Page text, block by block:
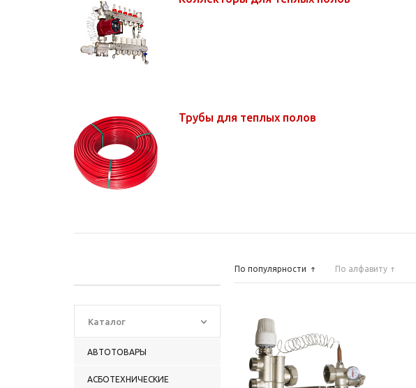
Трубы для теплых полов
Каталог
АВТОТОВАРЫ
АСБОТЕХНИЧЕСКИЕ
По популярности По алфавиту